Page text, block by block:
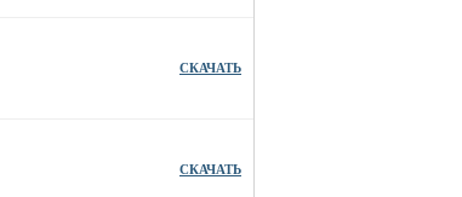
СКАЧАТЬ
СКАЧАТЬ